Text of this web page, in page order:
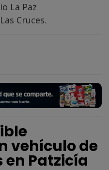
La Paz
Cruces.
vehículo de
Patzicía